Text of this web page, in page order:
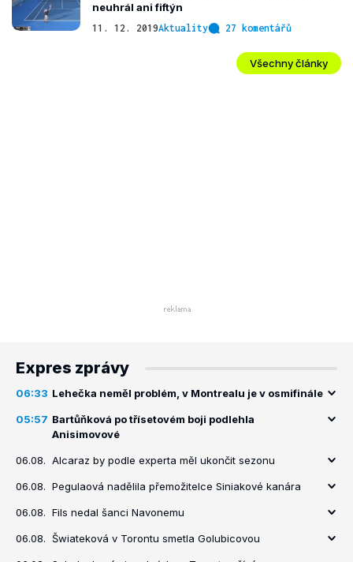
neuhrál ani fiftýn
11. 12. 2019Aktuality 27 komentářů
Všechny články
Expres zprávy
06:33 Lehečka neměl problém, v Montrealu je v osmifinále
05:57 Bartůňková po třísetovém boji podlehla
Anisimovové
06.08. Alcaraz by podle experta měl ukončit sezonu
06.08. Pegulaová nadělila přemožitelce Siniakové kanára
06.08. Fils nedal šanci Navonemu
06.08. Šwiateková v Torontu smetla Golubicovou